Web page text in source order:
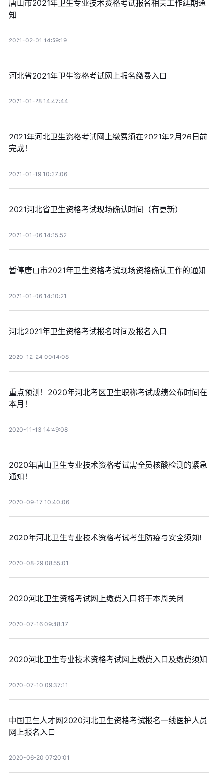
唐山市2021年卫生专业技术资格考试报名相关工作延期通
知
2021-02-01 14:59:19
河北省2021年卫生资格考试网上报名缴费入口
2021-01-28 14:47:44
2021年河北卫生资格考试网上缴费须在2021年2月26日前
完成！
2021-01-19 10:37:06
2021河北省卫生资格考试现场确认时间（有更新）
2021-01-06 14:15:52
暂停唐山市2021年卫生资格考试现场资格确认工作的通知
2021-01-06 14:10:21
河北2021年卫生资格考试报名时间及报名入口
2020-12-24 09:14:08
重点预测！2020年河北考区卫生职称考试成绩公布时间在
本月！
2020-11-13 14:49:08
2020年唐山卫生专业技术资格考试需全员核酸检测的紧急
通知！
2020-09-17 10:40:06
2020年河北卫生专业技术资格考试考生防疫与安全须知!
2020-08-29 08:55:01
2020河北卫生资格考试网上缴费入口将于本周关闭
2020-07-16 09:48:17
2020河北卫生专业技术资格考试网上缴费入口及缴费须知
2020-07-10 09:37:11
中国卫生人才网2020河北卫生资格考试报名一线医护人员
网上报名入口
2020-06-20 07:20:01